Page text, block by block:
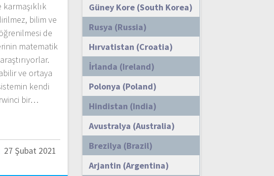
bilim ve
de
matematik
ve ortaya
kendi
bir…
27 Şubat 2021
Güney Kore (South Korea)
Rusya (Russia)
Hırvatistan (Croatia)
İrlanda (Ireland)
Polonya (Poland)
Hindistan (India)
Avustralya (Australia)
Brezilya (Brazil)
Arjantin (Argentina)